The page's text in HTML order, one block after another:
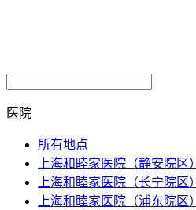
医院
所有地点
上海和睦家医院（静安院区）
上海和睦家医院（长宁院区）
上海和睦家医院（浦东院区）